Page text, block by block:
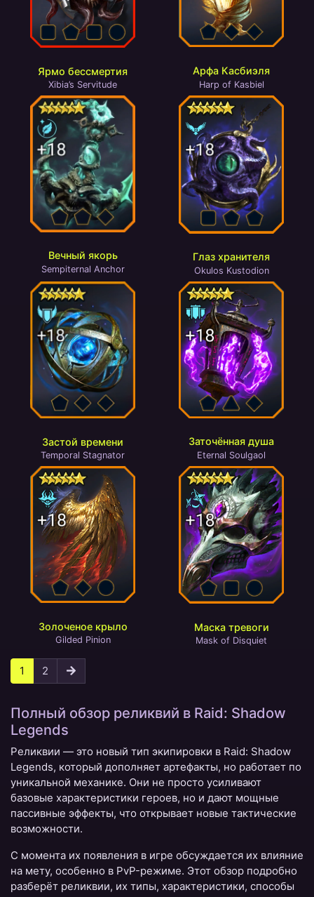
Ярмо бессмертия
Xibia’s Servitude
Арфа Касбиэля
Harp of Kasbiel
Вечный якорь
Sempiternal Anchor
Глаз хранителя
Okulos Kustodion
Застой времени
Temporal Stagnator
Заточённая душа
Eternal Soulgaol
Золоченое крыло
Gilded Pinion
Маска тревоги
Mask of Disquiet
1 2
Полный обзор реликвий в Raid: Shadow
Legends
Реликвии — это новый тип экипировки в Raid: Shadow
Legends, который дополняет артефакты, но работает по
уникальной механике. Они не просто усиливают
базовые характеристики героев, но и дают мощные
пассивные эффекты, что открывает новые тактические
возможности.
С момента их появления в игре обсуждается их влияние
на мету, особенно в PvP-режиме. Этот обзор подробно
разберёт реликвии, их типы, характеристики, способы